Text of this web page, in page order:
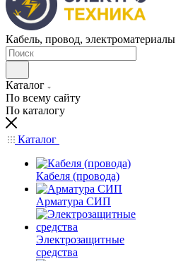
Кабель, провод, электроматериалы
Каталог
По всему сайту
По каталогу
Каталог
Кабеля (провода)
Арматура СИП
Электрозащитные
средства